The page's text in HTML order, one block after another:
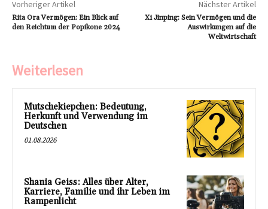
Vorheriger Artikel
Rita Ora Vermögen: Ein Blick auf
den Reichtum der Popikone 2024
Nächster Artikel
Xi Jinping: Sein Vermögen und die
Auswirkungen auf die
Weltwirtschaft
Weiterlesen
Mutschekiepchen: Bedeutung,
Herkunft und Verwendung im
Deutschen
01.08.2026
Shania Geiss: Alles über Alter,
Karriere, Familie und ihr Leben im
Rampenlicht